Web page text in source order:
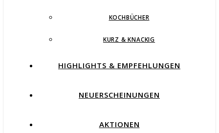
KOCHBÜCHER
KURZ & KNACKIG
HIGHLIGHTS & EMPFEHLUNGEN
NEUERSCHEINUNGEN
AKTIONEN